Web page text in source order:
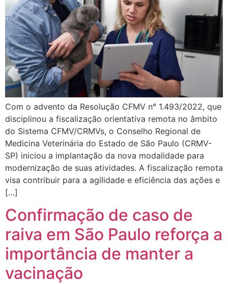
Com o advento da Resolução CFMV n° 1.493/2022, que
disciplinou a fiscalização orientativa remota no âmbito
do Sistema CFMV/CRMVs, o Conselho Regional de
Medicina Veterinária do Estado de São Paulo (CRMV-
SP) iniciou a implantação da nova modalidade para
modernização de suas atividades. A fiscalização remota
visa contribuir para a agilidade e eficiência das ações e
[…]
Confirmação de caso de
raiva em São Paulo reforça a
importância de manter a
vacinação